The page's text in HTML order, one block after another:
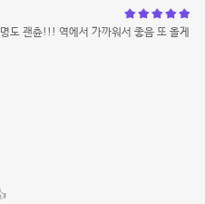
도 괜츈!!! 역에서 가까워서 좋음 또 올게